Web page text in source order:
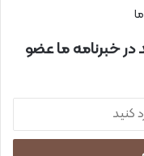
در خبرنامه ما عضو